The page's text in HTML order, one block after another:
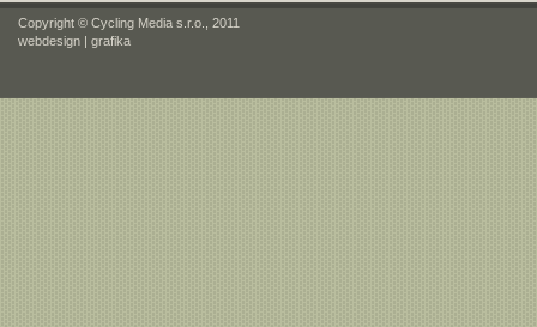
Copyright © Cycling Media s.r.o., 2011
webdesign | grafika